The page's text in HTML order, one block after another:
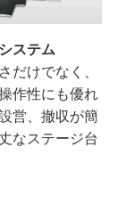
ステム
だけでなく、
作性にも優れ
営、撤収が簡
なステージ台